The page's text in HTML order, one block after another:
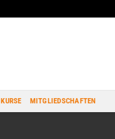
KURSE MITGLIEDSCHAFTEN